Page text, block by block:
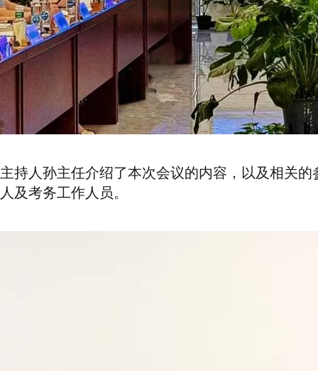
主持人孙主任介绍了本次会议的内容，以及相关
人及考务工作人员。